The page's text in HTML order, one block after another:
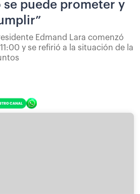
puede prometer y
Edmand Lara comenzó
y se refirió a la situación de la